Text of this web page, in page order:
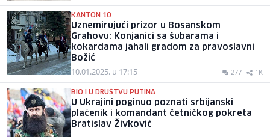
KANTON 10
Uznemirujući prizor u Bosanskom
Grahovu: Konjanici sa šubarama i
kokardama jahali gradom za pravoslavni
Božić
10.01.2025. u 17:15 277 1K
BIO I U DRUŠTVU PUTINA
U Ukrajini poginuo poznati srbijanski
plaćenik i komandant četničkog pokreta
Bratislav Živković